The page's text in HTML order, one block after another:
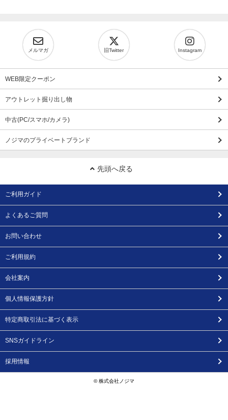
メルマガ 旧Twitter Instagram
WEB限定クーポン
アウトレット掘り出し物
中古(PC/スマホ/カメラ)
ノジマのプライベートブランド
先頭へ戻る
ご利用ガイド
よくあるご質問
お問い合わせ
ご利用規約
会社案内
個人情報保護方針
特定商取引法に基づく表示
SNSガイドライン
採用情報
© 株式会社ノジマ